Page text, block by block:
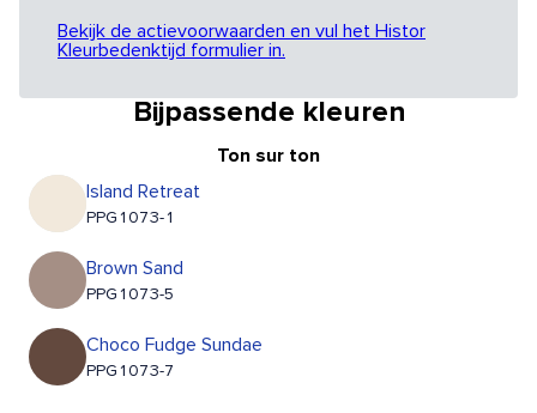
Bekijk de actievoorwaarden en vul het Histor
Kleurbedenktijd formulier in.
Bijpassende kleuren
Ton sur ton
Island Retreat
PPG1073-1
Brown Sand
PPG1073-5
Choco Fudge Sundae
PPG1073-7